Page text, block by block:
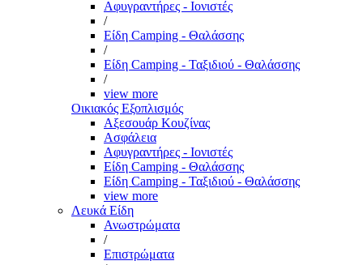
Αφυγραντήρες - Ιονιστές
/
Είδη Camping - Θαλάσσης
/
Είδη Camping - Ταξιδιού - Θαλάσσης
/
view more
Οικιακός Εξοπλισμός
Αξεσουάρ Κουζίνας
Ασφάλεια
Αφυγραντήρες - Ιονιστές
Είδη Camping - Θαλάσσης
Είδη Camping - Ταξιδιού - Θαλάσσης
view more
Λευκά Είδη
Ανωστρώματα
/
Επιστρώματα